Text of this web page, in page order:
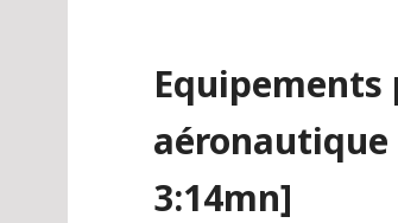
3:14mn]